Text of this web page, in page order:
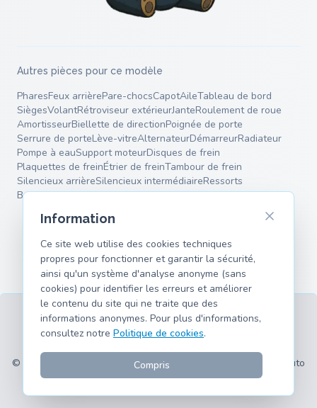
Autres pièces pour ce modèle
PharesFeux arrièrePare-chocsCapotAileTableau de bord
SiègesVolantRétroviseur extérieurJanteRoulement de roue
AmortisseurBiellette de directionPoignée de porte
Serrure de porteLève-vitreAlternateurDémarreurRadiateur
Pompe à eauSupport moteurDisques de frein
Plaquettes de freinÉtrier de freinTambour de frein
Silencieux arrièreSilencieux intermédiaireRessorts
Bras de suspension
CGUConfidentialitéMentions légales
Modèles pris en charge
© 2026 hank.parts S. L. - Fait avec ❤️ pour les passionnés d'auto
et de moto.
Information
Ce site web utilise des cookies techniques
propres pour fonctionner et garantir la sécurité,
ainsi qu'un système d'analyse anonyme (sans
cookies) pour identifier les erreurs et améliorer
le contenu du site qui ne traite que des
informations anonymes. Pour plus d'informations,
consultez notre Politique de cookies.
Compris